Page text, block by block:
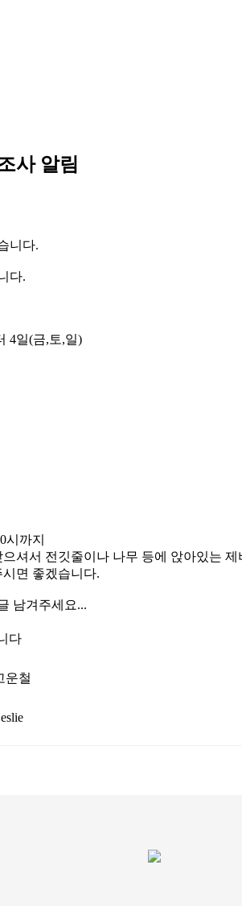
사 알림
니다.
다.
4일(금,토,일)
시까지
셔서 전깃줄이나 나무 등에 앉아있는
면 좋겠습니다.
글 남겨주세요...
다
운철